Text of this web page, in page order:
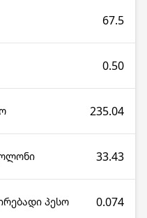
67.5
0.50
235.04
33.43
პესო 0.074